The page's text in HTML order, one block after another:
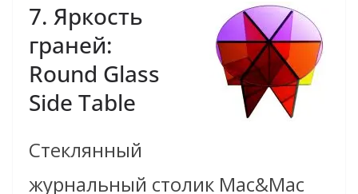
7. Яркость
граней:
Round Glass
Side Table
Стеклянный
журнальный столик Mac&Mac